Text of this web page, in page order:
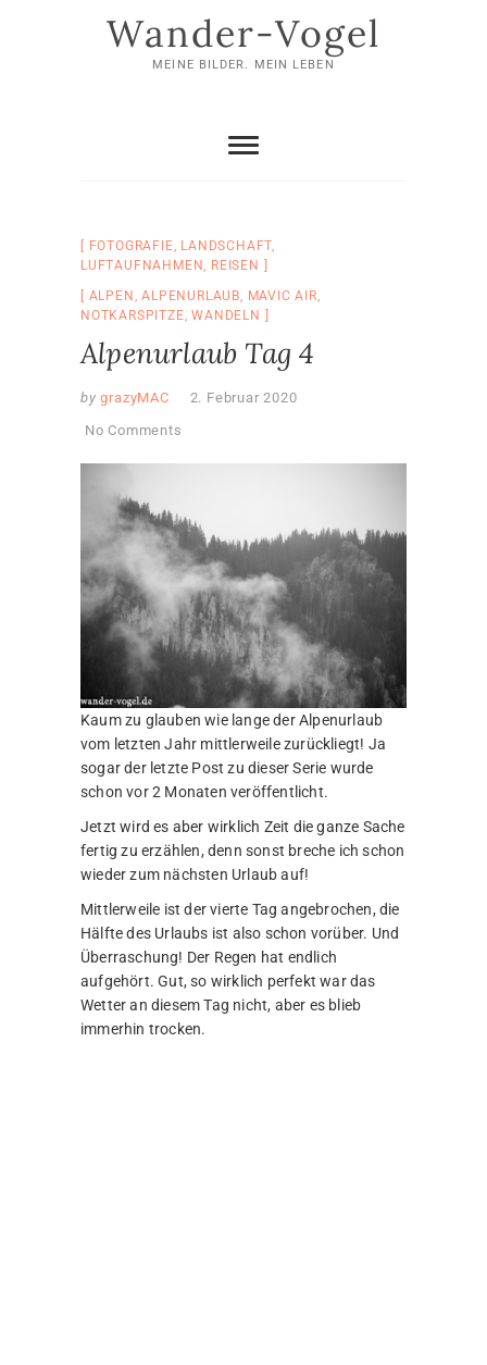
Wander-Vogel
MEINE BILDER. MEIN LEBEN
FOTOGRAFIE, LANDSCHAFT,
LUFTAUFNAHMEN, REISEN
ALPEN ,ALPENURLAUB, MAVIC AIR,
NOTKARSPITZE,WANDELN
Alpenurlaub Tag 4
by grazyMAC
2. Februar 2020
No Comments
Kaum zu glauben wie lange der Alpenurlaub
vom letzten Jahr mittlerweile zurückliegt! Ja
sogar der letzte Post zu dieser Serie wurde
schon vor 2 Monaten veröffentlicht.
Jetzt wird es aber wirklich Zeit die ganze Sache
fertig zu erzählen, denn sonst breche ich schon
wieder zum nächsten Urlaub auf!
Mittlerweile ist der vierte Tag angebrochen, die
Hälfte des Urlaubs ist also schon vorüber. Und
Überraschung! Der Regen hat endlich
aufgehört. Gut, so wirklich perfekt war das
Wetter an diesem Tag nicht, aber es blieb
immerhin trocken.